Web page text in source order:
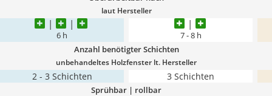
laut Hersteller
6 h 7 - 8 h
Anzahl benötigter Schichten
unbehandeltes Holzfenster lt. Hersteller
2 - 3 Schichten 3 Schichten
Sprühbar | rollbar